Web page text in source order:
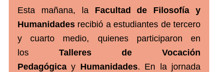
Esta mañana, la Facultad de Filosofía y
Humanidades recibió a estudiantes de tercero
y cuarto medio, quienes participaron en
losTalleres de Vocación
Pedagógicay Humanidades. En la jornada